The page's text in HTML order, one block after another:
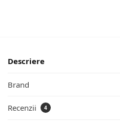
Descriere
Brand
Recenzii 4